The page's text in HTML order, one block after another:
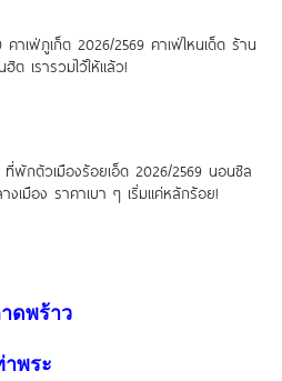
คาเฟ่ภูเก็ต 2026/2569 คาเฟ่ไหนเด็ด ร้าน
ฮิต เรารวมไว้ให้แล้ว!
ที่พักตัวเมืองร้อยเอ็ด 2026/2569 นอนชิล
งเมือง ราคาเบา ๆ เริ่มแค่หลักร้อย!
ดพร้าว
าพระ